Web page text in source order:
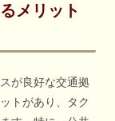
メリット
が良好な交通拠
トがあり、タク